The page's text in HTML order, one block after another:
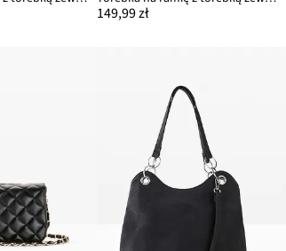
149,99 zł